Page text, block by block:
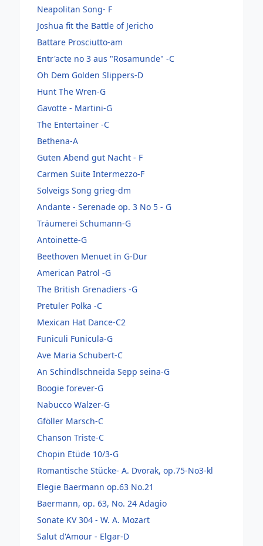
Neapolitan Song- F
Joshua fit the Battle of Jericho
Battare Prosciutto-am
Entr'acte no 3 aus "Rosamunde" -C
Oh Dem Golden Slippers-D
Hunt The Wren-G
Gavotte - Martini-G
The Entertainer -C
Bethena-A
Guten Abend gut Nacht - F
Carmen Suite Intermezzo-F
Solveigs Song grieg-dm
Andante - Serenade op. 3 No 5 - G
Träumerei Schumann-G
Antoinette-G
Beethoven Menuet in G-Dur
American Patrol -G
The British Grenadiers -G
Pretuler Polka -C
Mexican Hat Dance-C2
Funiculi Funicula-G
Ave Maria Schubert-C
An Schindlschneida Sepp seina-G
Boogie forever-G
Nabucco Walzer-G
Gföller Marsch-C
Chanson Triste-C
Chopin Etüde 10/3-G
Romantische Stücke- A. Dvorak, op.75-No3-kl
Elegie Baermann op.63 No.21
Baermann, op. 63, No. 24 Adagio
Sonate KV 304 - W. A. Mozart
Salut d'Amour - Elgar-D